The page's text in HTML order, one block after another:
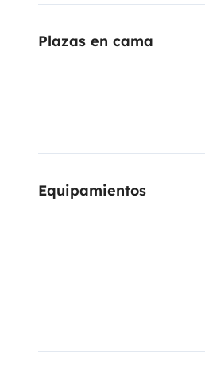
Plazas en cama
Equipamientos